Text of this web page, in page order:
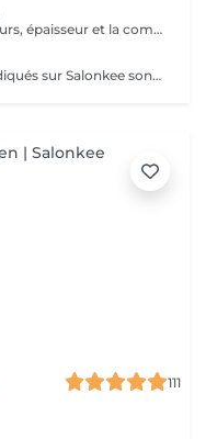
Les prix peuvent varier selon longueurs, épaisseur et la complexité du travail.
Veuillez prendre note que les prix indiqués sur Salonkee sont communiqués à titre informatif et s'entendent de base. Ces derniers sont susceptibles de varier selon le diagnostic réalisé à votre arrivée au salon et l'expertise du professionnel à qui vous confiez votre beauté. Dans tous les cas, un devis précis vous sera proposé et toutes réalisations de prestations seront effectuées avec votre accord. Un grand merci d'avance pour votre compréhension. Au plaisir de vous revoir très vite.
111